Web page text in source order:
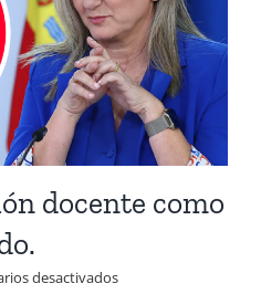
docente como
desactivadosen